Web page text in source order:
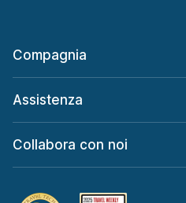
Compagnia
Assistenza
Collabora con noi